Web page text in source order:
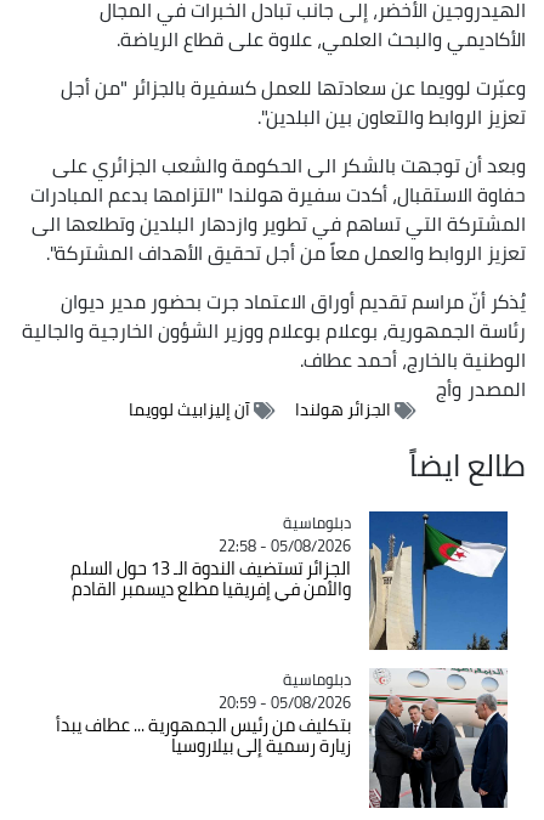
الهيدروجين الأخضر، إلى جانب تبادل الخبرات في المجال
الأكاديمي والبحث العلمي، علاوة على قطاع الرياضة.
وعبّرت لوويما عن سعادتها للعمل كسفيرة بالجزائر "من أجل
تعزيز الروابط والتعاون بين البلدين".
وبعد أن توجهت بالشكر الى الحكومة والشعب الجزائري على
حفاوة الاستقبال، أكدت سفيرة هولندا "التزامها بدعم المبادرات
المشتركة التي تساهم في تطوير وازدهار البلدين وتطلعها الى
تعزيز الروابط والعمل معاً من أجل تحقيق الأهداف المشتركة".
يُذكر أنّ مراسم تقديم أوراق الاعتماد جرت بحضور مدير ديوان
رئاسة الجمهورية، بوعلام بوعلام ووزير الشؤون الخارجية والجالية
الوطنية بالخارج، أحمد عطاف.
المصدروأج
الجزائر هولندا آن إليزابيث لوويما
طالع ايضاً
Catégorie
دبلوماسية
05/08/2026 - 22:58
الجزائر تستضيف الندوة الـ 13 حول السلم
والأمن في إفريقيا مطلع ديسمبر القادم
Catégorie
دبلوماسية
05/08/2026 - 20:59
بتكليف من رئيس الجمهورية ... عطاف يبدأ
زيارة رسمية إلى بيلاروسيا